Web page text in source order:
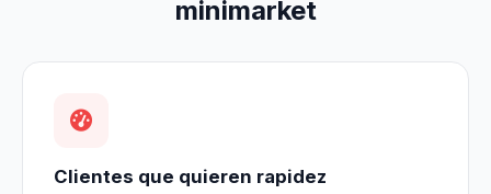
minimarket
Clientes que quieren rapidez